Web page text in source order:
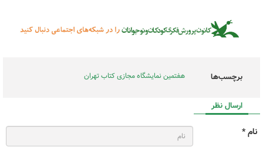
برچسب‌ها هفتمین نمایشگاه مجازی کتاب تهران
ارسال نظر
نام *